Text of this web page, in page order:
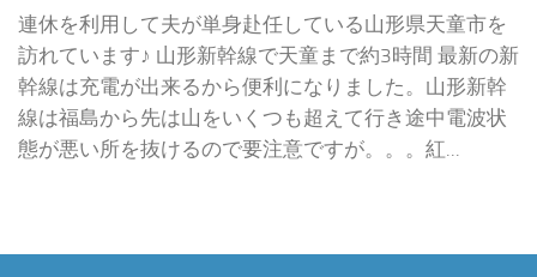
連休を利用して夫が単身赴任している山形県天童市を
訪れています♪ 山形新幹線で天童まで約3時間 最新の新
幹線は充電が出来るから便利になりました。山形新幹
線は福島から先は山をいくつも超えて行き途中電波状
態が悪い所を抜けるので要注意ですが。。。紅...